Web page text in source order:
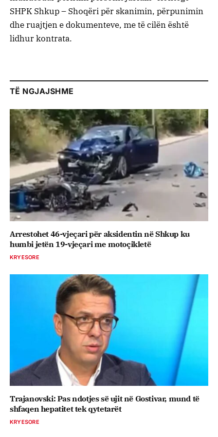
SHPK Shkup – Shoqëri për skanimin, përpunimin
dhe ruajtjen e dokumenteve, me të cilën është
lidhur kontrata.
TË NGJAJSHME
Arrestohet 46-vjeçari për aksidentin në Shkup ku
humbi jetën 19-vjeçari me motoçikletë
KRYESORE
Trajanovski: Pas ndotjes së ujit në Gostivar, mund të
shfaqen hepatitet tek qytetarët
KRYESORE